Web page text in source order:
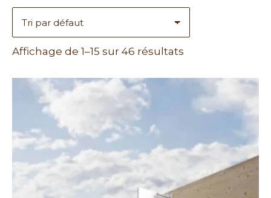
Affichage de 1–15 sur 46 résultats